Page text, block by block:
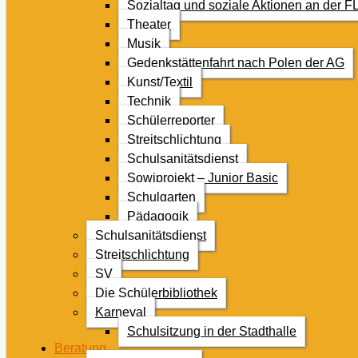
Sozialtag und soziale Aktionen an der
Theater
Musik
Gedenkstättenfahrt nach Polen der AG
Kunst/Textil
Technik
Schülerreporter
Streitschlichtung
Schulsanitätsdienst
Sowiprojekt – Junior Basic
Schulgarten
Pädagogik
Schulsanitätsdienst
Streitschlichtung
SV
Die Schülerbibliothek
Karneval
Schulsitzung in der Stadthalle
Beratung